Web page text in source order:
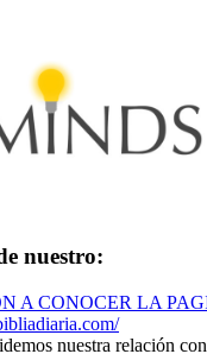
nuestro:
nuestra relación con